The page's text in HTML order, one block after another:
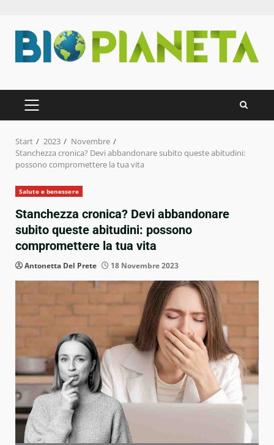
Inhalt
springen
PRIMÄRES
MENÜ
Start 2023
Novembre
Stanchezza cronica? Devi abbandonare subito queste abitudini:
possono compromettere la tua vita
Salute e benessere
Stanchezza cronica? Devi abbandonare
subito queste abitudini: possono
compromettere la tua vita
Antonetta Del Prete 18 Novembre 2023